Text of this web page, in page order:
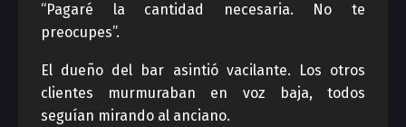
“Pagaré la cantidad necesaria. No te
preocupes”.
El dueño del bar asintió vacilante. Los otros
clientes murmuraban en voz baja, todos
seguían mirando al anciano.